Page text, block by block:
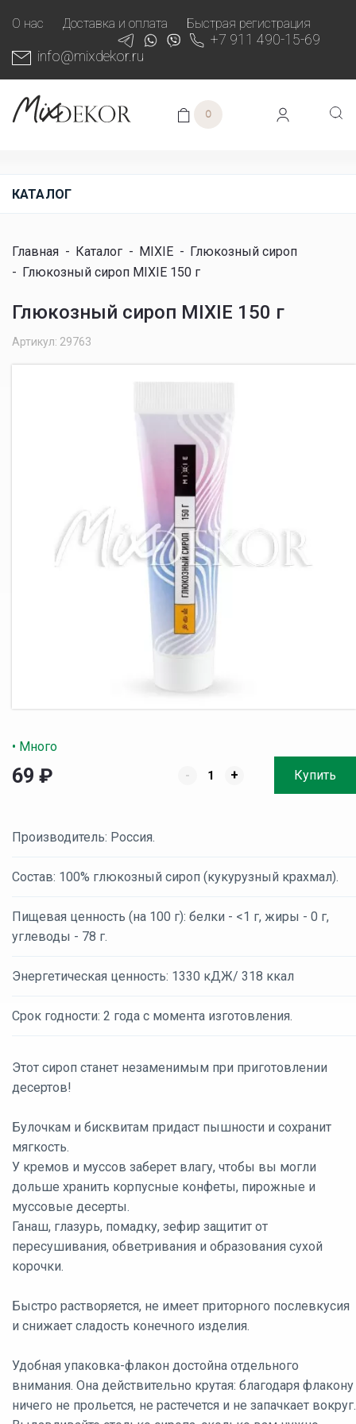
О нас Доставка и оплата Быстрая регистрация
+7 911 490-15-69
info@mixdekor.ru
0
КАТАЛОГ
Главная - Каталог - MIXIE - Глюкозный сироп
- Глюкозный сироп MIXIE 150 г
Глюкозный сироп MIXIE 150 г
Артикул: 29763
• Много
69 ₽ - + Купить
Производитель: Россия.
Состав: 100% глюкозный сироп (кукурузный крахмал).
Пищевая ценность (на 100 г): белки - <1 г, жиры - 0 г,
углеводы - 78 г.
Энергетическая ценность: 1330 кДЖ/ 318 ккал
Срок годности: 2 года с момента изготовления.
Этот сироп станет незаменимым при приготовлении
десертов!
Булочкам и бисквитам придаст пышности и сохранит
мягкость.
У кремов и муссов заберет влагу, чтобы вы могли
дольше хранить корпусные конфеты, пирожные и
муссовые десерты.
Ганаш, глазурь, помадку, зефир защитит от
пересушивания, обветривания и образования сухой
корочки.
Быстро растворяется, не имеет приторного послевкусия
и снижает сладость конечного изделия.
Удобная упаковка-флакон достойна отдельного
внимания. Она действительно крутая: благодаря флакону
ничего не прольется, не растечется и не запачкает вокруг.